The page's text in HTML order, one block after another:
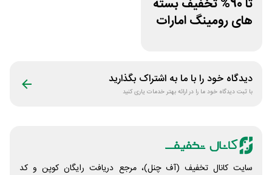
های رومینگ امارات
دیدگاه خود را با ما به اشتراک بگذارید
با ثبت دیدگاه خود ما را در ارائه بهتر خدمات یاری کنید
سایت کانال تخفیف (آف چنل)، مرجع دریافت رایگان کوپن و کد